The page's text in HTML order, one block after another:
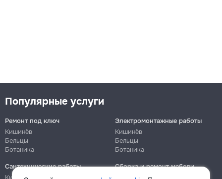
Популярные услуги
Ремонт под ключ
Кишинёв
Бельцы
Ботаника
Электромонтажные работы
Кишинёв
Бельцы
Ботаника
Сантехнические работы
Кишинёв
Сборка и ремонт мебели
Кишинёв